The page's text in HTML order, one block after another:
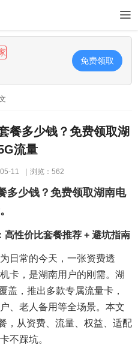
免费领取
餐多少钱？免费领取湖
流量
11 浏览：562
多少钱？免费领取湖南电
性价比套餐推荐 + 避坑指南
日常的今天，一张资费透
卡，是湖南用户的刚需。湖
盖，推出多款专属流量卡，
、老人备用等全场景。本文
，从资费、流量、权益、适配
不踩坑。